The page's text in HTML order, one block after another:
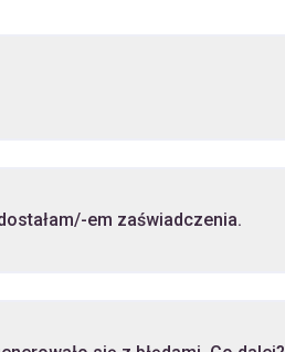
Zakupiłam/-em wideoszkolenie z zaświadczeniem, ale nie dostałam/-em zaświadczenia.